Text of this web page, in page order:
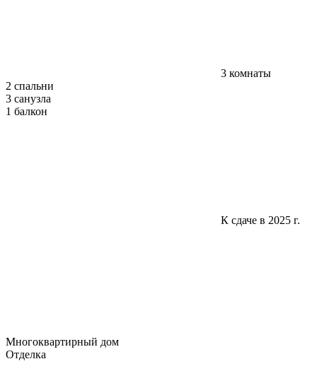
3 комнаты
2 спальни
3 санузла
1 балкон
К сдаче в 2025 г.
Многоквартирный дом
Отделка